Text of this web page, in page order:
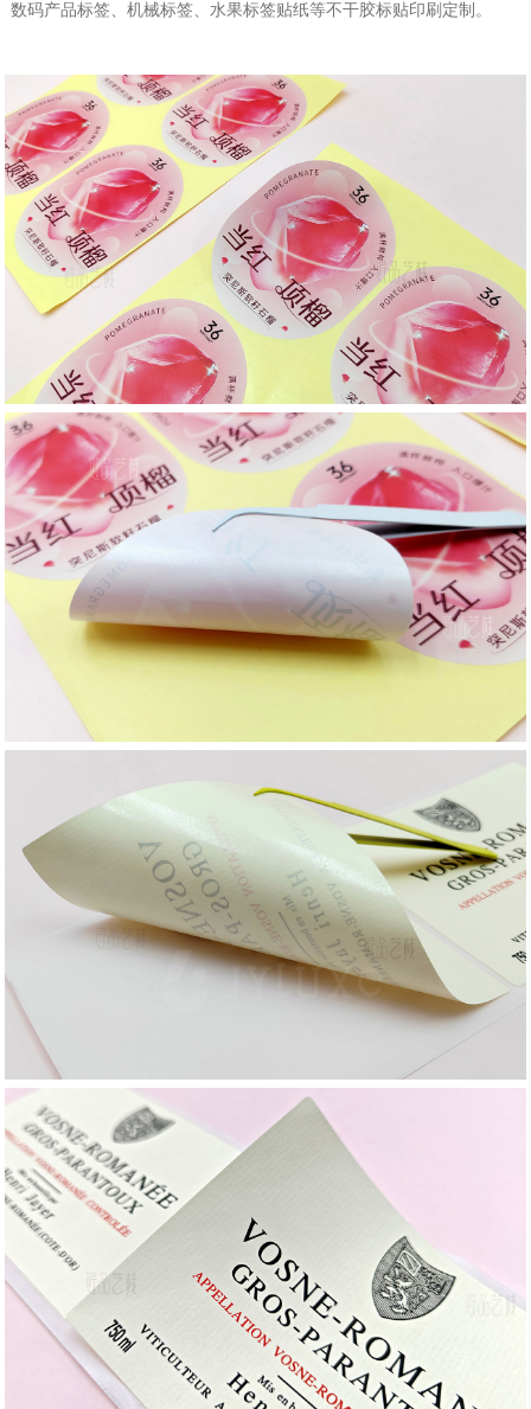
数码产品标签、机械标签、水果标签贴纸等不干胶标贴印刷定制。